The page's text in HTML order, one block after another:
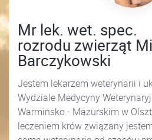
Mr lek. wet. spec.
rozrodu zwierząt
Barczykowski
Jestem lekarzem weterynarii i
Wydziale Medycyny
Warmińsko - Mazurskim w
leczeniem krów związany